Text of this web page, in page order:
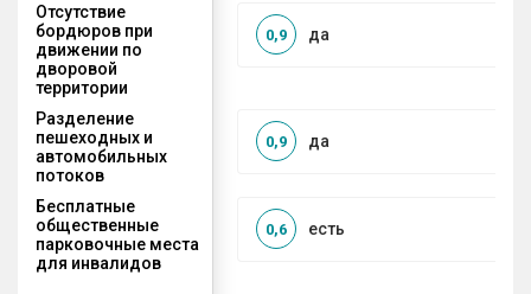
Отсутствие
бордюров при
движении по
дворовой
территории
да
0,9
Разделение
пешеходных и
автомобильных
потоков
да
0,9
Бесплатные
общественные
парковочные места
для инвалидов
есть
0,6